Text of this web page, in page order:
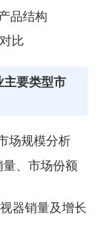
品结构
比
主要类型市
场规模分析
量、市场份额
器销量及增长